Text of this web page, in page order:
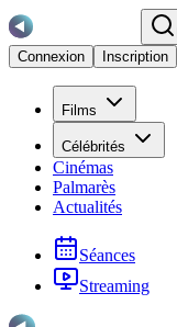
Connexion
Inscription
Films
Célébrités
Cinémas
Palmarès
Actualités
Séances
Streaming